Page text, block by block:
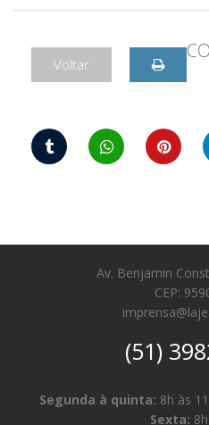
Voltar
Av. Benjamin
CEP:
(51)
Segunda à quinta: 8h às
Sexta: